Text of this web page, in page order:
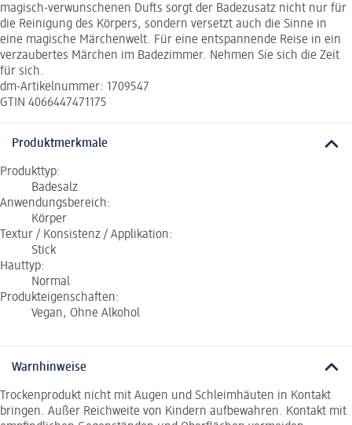
magisch-verwunschenen Dufts sorgt der Badezusatz nicht nur für
die Reinigung des Körpers, sondern versetzt auch die Sinne in
eine magische Märchenwelt. Für eine entspannende Reise in ein
verzaubertes Märchen im Badezimmer. Nehmen Sie sich die Zeit
für sich.
dm-Artikelnummer: 1709547
GTIN 4066447471175
Produktmerkmale
Produkttyp:
Badesalz
Anwendungsbereich:
Körper
Textur / Konsistenz / Applikation:
Stick
Hauttyp:
Normal
Produkteigenschaften:
Vegan, Ohne Alkohol
Warnhinweise
Trockenprodukt nicht mit Augen und Schleimhäuten in Kontakt
bringen. Außer Reichweite von Kindern aufbewahren. Kontakt mit